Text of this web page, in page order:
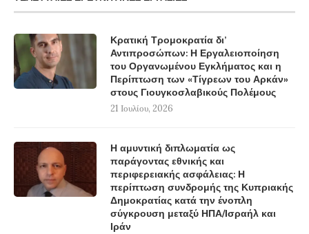
Κρατική Τρομοκρατία δι’
Αντιπροσώπων: Η Εργαλειοποίηση
του Οργανωμένου Εγκλήματος και η
Περίπτωση των «Τίγρεων του Αρκάν»
στους Γιουγκοσλαβικούς Πολέμους
21 Ιουλίου, 2026
Η αμυντική διπλωματία ως
παράγοντας εθνικής και
περιφερειακής ασφάλειας: Η
περίπτωση συνδρομής της Κυπριακής
Δημοκρατίας κατά την ένοπλη
σύγκρουση μεταξύ ΗΠΑ/Ισραήλ και
Ιράν